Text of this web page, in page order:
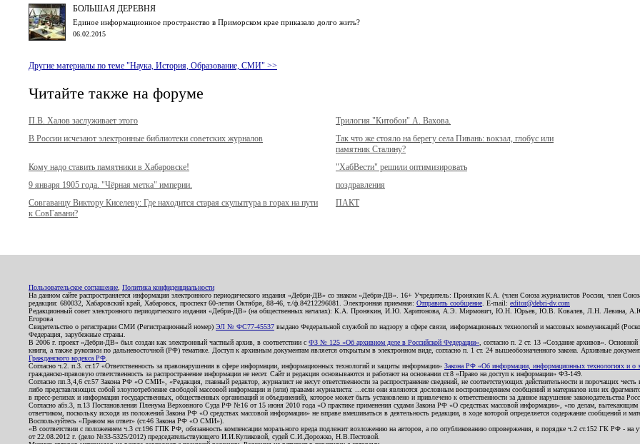
БОЛЬШАЯ ДЕРЕВНЯ
Единое информационное пространство в Приморском крае приказало долго жить?
06.02.2015
Другие материалы по теме "Наука, История, Образование, СМИ" >>
Читайте также на форуме
П.В. Халов заслуживает этого
Трилогия "Китобои" А. Вахова.
В России исчезают электронные библиотеки советских журналов
Так что же стояло на берегу села Пивань: вокзал, глобус или
памятник Сталину?
Кому надо ставить памятники в Хабаровске!
"ХабВести" решили оптимизировать
9 января 1905 года. "Чёрная метка" империи.
поздравления
Совгаванцу Виктору Киселеву: Где находится старая скульптура в горах на пути
к СовГавани?
ПАКТ
Пользовательское соглашение Политика конфиденциальности
На данном сайте распространяется информация электронного периодического издания «Дебри-ДВ» со знаком «Дебри-ДВ». 16+ Учредитель: Пронякин К.А. (член Союза журналистов России, член
редакции: 680032, Хабаровский край, Хабаровск, проспект 60-летия Октября, 88-46, т./ф.84212296081. Электронная приемная: Отправить сообщение . E-mail: editor@debri-dv.com
Редакционный совет электронного периодического издания «Дебри-ДВ» (на общественных началах): К.А. Пронякин, И.Ю. Харитонова, А.Э. Мирмович, Ю.Н. Юрьев, Ю.В. Ковалев, Л.Н.
Егорова
Свидетельство о регистрации СМИ (Регистрационный номер) ЭЛ № ФС77-45537 выдано Федеральной службой по надзору в сфере связи, информационных технологий и массовых коммуникаций
Федерация, зарубежные страны.
В 2006 г. проект «Дебри-ДВ» был создан как электронный частный архив, в соответствии с ФЗ № 125 «Об архивном деле в Российской Федерации» , согласно п. 2 ст. 13 «Создание архивов».
книги, а также рукописи по дальневосточной (РФ) тематике. Доступ к архивным документам является открытым в электронном виде, согласно п. 1 ст. 24 вышеобозначенного закона. Архивные
Гражданского кодекса РФ
Согласно ч.2. п.3. ст.17 «Ответственность за правонарушения в сфере информации, информационных технологий и защиты информации» Закона РФ «Об информации, информационных технологиях и о
гражданско-правовую ответственность за распространение информации не несет. Сайт и редакция основываются и работают на основании ст.8 «Право на доступ к информации» ФЗ-149.
Согласно пп.3,4,6 ст.57 Закона РФ «О СМИ», «Редакция, главный редактор, журналист не несут ответственности за распространение сведений, не соответствующих действительности и порочащих
либо представляющих собой злоупотребление свободой массовой информации и (или) правами журналиста: ...если они являются дословным воспроизведением сообщений и материалов или их
в пресс-релизах и информация государственных, общественных организаций и объединений), которое может быть установлено и привлечено к ответственности за данное нарушение законодательства
Согласно абз.3, п.13 Постановления Пленума Верховного Суда РФ №16 от 15 июня 2010 года «О практике применения судами Закона РФ «О средствах массовой информации», «по делам, вытекающим
ответчиком, поскольку исходя из положений Закона РФ «О средствах массовой информации» не вправе вмешиваться в деятельность редакции, в ходе которой определяется содержание сообщений и
Воспользуйтесь «Правом на ответ» (ст.46 Закона РФ «О СМИ»).
«В соответствии с положением ч.3 ст.196 ГПК РФ, обязанность компенсации морального вреда подлежит возложению на авторов, а по опубликованию опровержения, в порядке ч.2 ст.152 ГК РФ - на
от 22.08.2012 г. (дело №33-5325/2012) председательствующего И.И.Куликовой, судей С.И.Дорожко, Н.В.Пестовой.